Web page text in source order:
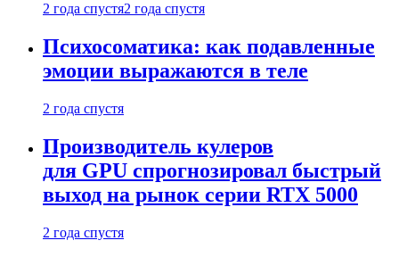
2 года спустя2 года спустя
Психосоматика: как подавленные
эмоции выражаются в теле
2 года спустя
Производитель кулеров
для GPU спрогнозировал быстрый
выход на рынок серии RTX 5000
2 года спустя